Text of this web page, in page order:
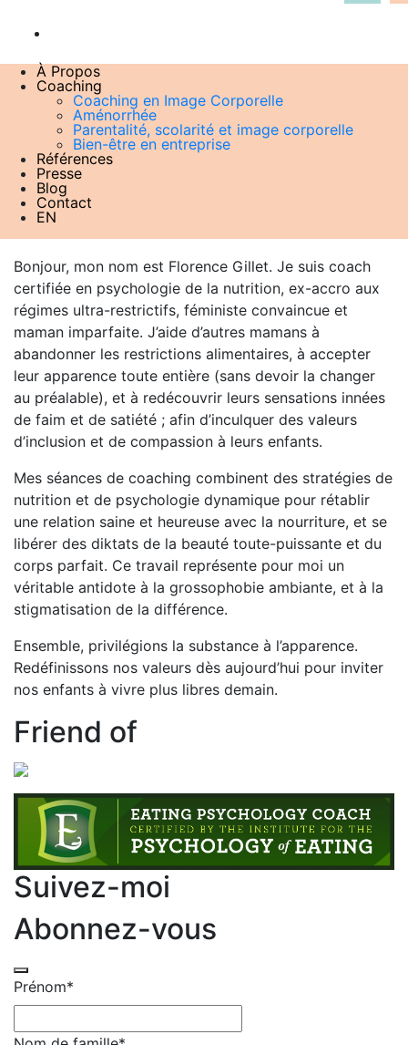
À Propos
Coaching
Coaching en Image Corporelle
Aménorrhée
Parentalité, scolarité et image corporelle
Bien-être en entreprise
Références
Presse
Blog
Contact
EN
0F7A5951 edited
12 décembre 2018
About me
Bonjour, mon nom est Florence Gillet. Je suis coach
certifiée en psychologie de la nutrition, ex-accro aux
régimes ultra-restrictifs, féministe convaincue et
maman imparfaite. J’aide d’autres mamans à
abandonner les restrictions alimentaires, à accepter
leur apparence toute entière (sans devoir la changer
au préalable), et à redécouvrir leurs sensations innées
de faim et de satiété ; afin d’inculquer des valeurs
d’inclusion et de compassion à leurs enfants.
Mes séances de coaching combinent des stratégies de
nutrition et de psychologie dynamique pour rétablir
une relation saine et heureuse avec la nourriture, et se
libérer des diktats de la beauté toute-puissante et du
corps parfait. Ce travail représente pour moi un
véritable antidote à la grossophobie ambiante, et à la
stigmatisation de la différence.
Ensemble, privilégions la substance à l’apparence.
Redéfinissons nos valeurs dès aujourd’hui pour inviter
nos enfants à vivre plus libres demain.
Friend of
Suivez-moi
Abonnez-vous
Prénom*